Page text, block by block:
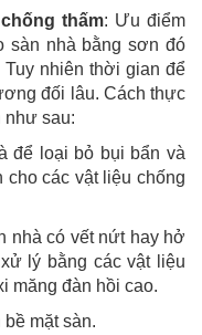
thấm: Ưu điểm
sàn nhà bằng sơn đó
nhiên thời gian để
đối lâu. Cách thực
như sau:
để loại bỏ bụi bẩn và
cho các vật liệu chống
nhà có vết nứt hay hở
lý bằng các vật liệu
măng đàn hồi cao.
mặt sàn.